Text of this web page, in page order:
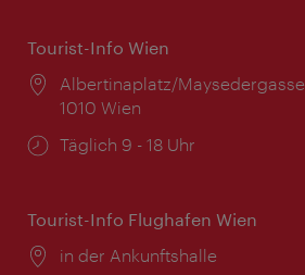
Tourist-Info Wien
Ort:
Albertinaplatz/Maysedergasse
1010 Wien
Öffnungszeiten:
Täglich 9 - 18 Uhr
Tourist-Info Flughafen Wien
Ort:
in der Ankunftshalle